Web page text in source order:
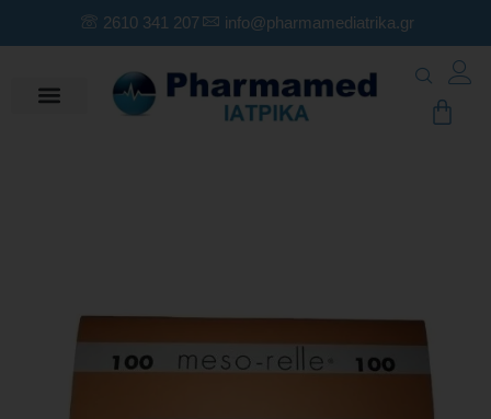
2610 341 207 info@pharmamediatrika.gr